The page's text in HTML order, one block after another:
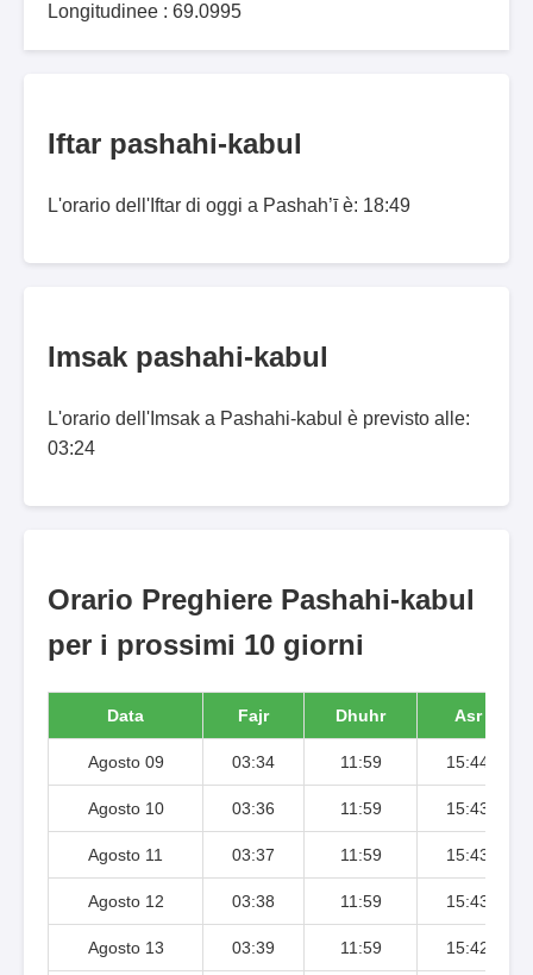
Longitudinee : 69.0995
Iftar pashahi-kabul
L'orario dell'Iftar di oggi a Pashah’ī è: 18:49
Imsak pashahi-kabul
L'orario dell'Imsak a Pashahi-kabul è previsto alle:
03:24
Orario Preghiere Pashahi-kabul
per i prossimi 10 giorni
Data Fajr Dhuhr Asr
Agosto 09 03:34 11:59 15:44
Agosto 10 03:36 11:59 15:43
Agosto 11 03:37 11:59 15:43
Agosto 12 03:38 11:59 15:43
Agosto 13 03:39 11:59 15:42